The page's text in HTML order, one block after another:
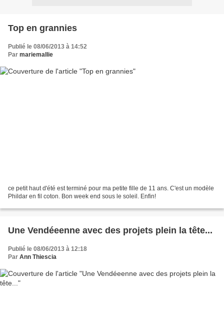
Top en grannies
Publié le 08/06/2013 à 14:52
Par mariemallie
ce petit haut d'été est terminé pour ma petite fille de 11 ans. C'est un modèle
Phildar en fil coton. Bon week end sous le soleil. Enfin!
Une Vendéeenne avec des projets plein la tête...
Publié le 08/06/2013 à 12:18
Par Ann Thiescia